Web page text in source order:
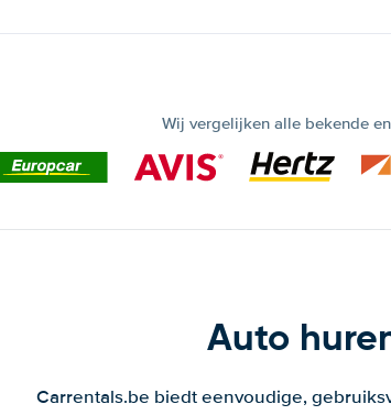
Wij vergelijken alle bekende
Auto
Carrentals.be biedt eenvoudige,